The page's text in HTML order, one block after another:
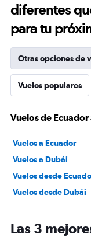
diferentes
para tu
Otras opciones de
Vuelos populares
Vuelos de Ecuador
Vuelos a Ecuador
Vuelos a Dubái
Vuelos desde
Vuelos desde Dubái
Las 3